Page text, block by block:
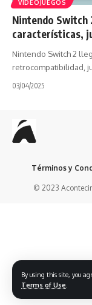
By using this site, you
Terms of Use
VIDEOJUEGOS
Nintendo Switch
características,
Nintendo Switch 2
retrocompatibilidad,
03/04/2025
© 2023
Términos y